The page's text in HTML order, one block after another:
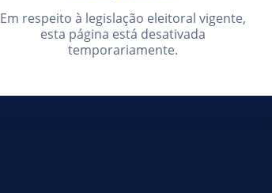
Em respeito à legislação eleitoral vigente,
esta página está desativada
temporariamente.